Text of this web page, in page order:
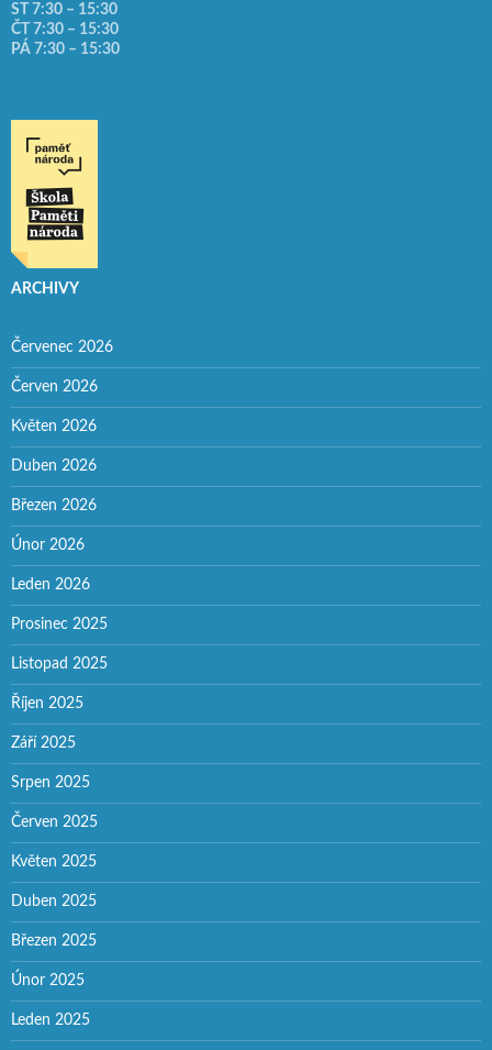
ST 7:30 – 15:30
ČT 7:30 – 15:30
PÁ 7:30 – 15:30
ARCHIVY
Červenec 2026
Červen 2026
Květen 2026
Duben 2026
Březen 2026
Únor 2026
Leden 2026
Prosinec 2025
Listopad 2025
Říjen 2025
Září 2025
Srpen 2025
Červen 2025
Květen 2025
Duben 2025
Březen 2025
Únor 2025
Leden 2025